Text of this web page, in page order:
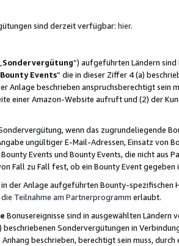
sind derzeit verfügbar: hier.
Sondervergütung“) aufgeführten Ländern
Bounty Events“ die in dieser Ziffer 4 (a)
Anlage beschrieben anspruchsberechtigt sein
einer Amazon-Website aufruft und (2) der
wenn das zugrundeliegende
ungültiger E-Mail-Adressen, Einsatz von
Events und Bounty Events, die nicht
Fall zu Fall fest, ob ein Bounty Event
der Anlage aufgeführten Bounty-spezifischen
Teilnahme am Partnerprogramm erlaubt.
Bonusereignisse sind in ausgewählten Ländern
beschriebenen Sondervergütungen in
Anhang beschrieben, berechtigt sein muss,